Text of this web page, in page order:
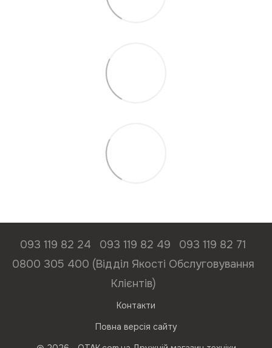
093 119 82 24 093 119 82 49
093 119 82 71
0800 305 400 (Відділ Якості Обслуговування
Клієнтів)
Контакти
Повна версія сайту